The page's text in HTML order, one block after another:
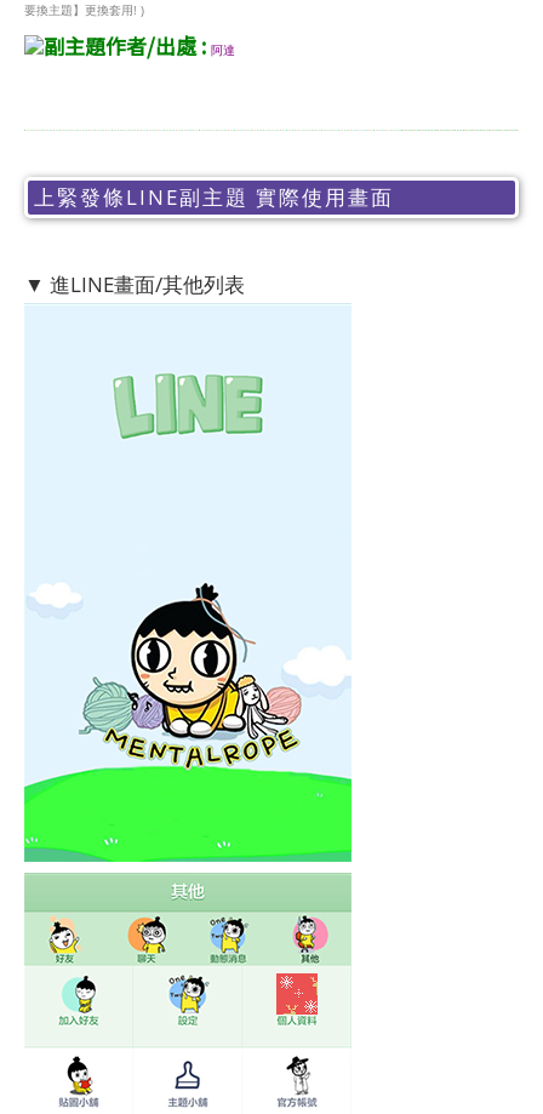
要換主題】更換套用! )
副主題作者/出處 : 阿達
上緊發條LINE副主題 實際使用畫面
▼ 進LINE畫面/其他列表